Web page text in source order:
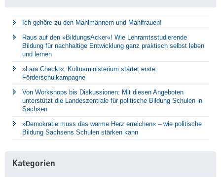
Ich gehöre zu den Mahlmännern und Mahlfrauen!
Raus auf den »BildungsAcker«! Wie Lehramtsstudierende
Bildung für nachhaltige Entwicklung ganz praktisch selbst leben
und lernen
»Lara Checkt«: Kultusministerium startet erste
Förderschulkampagne
Von Workshops bis Diskussionen: Mit diesen Angeboten
unterstützt die Landeszentrale für politische Bildung Schulen in
Sachsen
»Demokratie muss das warme Herz erreichen« – wie politische
Bildung Sachsens Schulen stärken kann
Kategorien